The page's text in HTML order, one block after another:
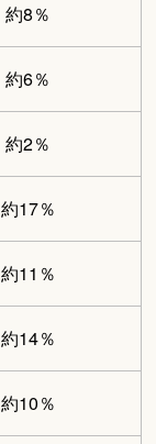
約8％
約6％
約2％
約17％
約11％
約14％
約10％